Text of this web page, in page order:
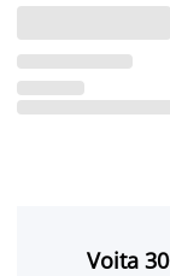
Voita